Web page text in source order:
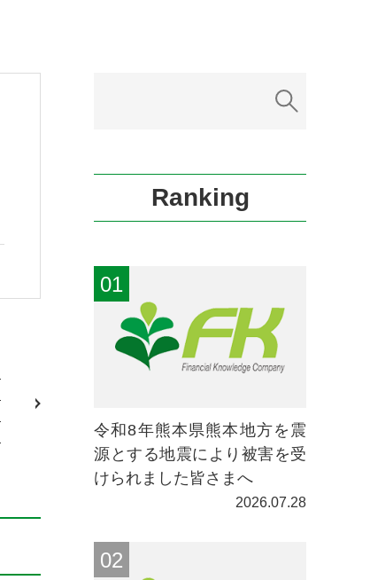
Ranking
令和8年熊本県熊本地方を震
源とする地震により被害を受
けられました皆さまへ
2026.07.28